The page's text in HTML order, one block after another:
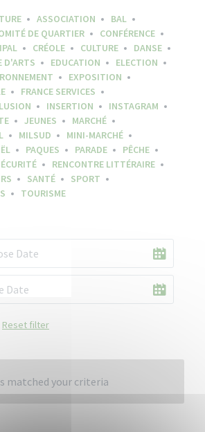
ASSOCIATION
BAL
DE QUARTIER
CONFÉRENCE
CRÉOLE CULTURE
DANSE
D'ARTS EDUCATION
ELECTION
EXPOSITION
FRANCE SERVICES
INSERTION
INSTAGRAM
JEUNES
MARCHÉ
MILSUD
MINI-MARCHÉ
PAQUES PARADE
PÊCHE
RENCONTRE LITTÉRAIRE
SANTÉ
SPORT
TOURISME
Reset filter
matched your criteria